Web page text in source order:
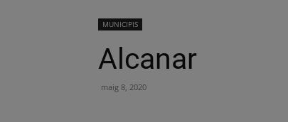
MUNICIPIS
Alcanar
maig 8, 2020